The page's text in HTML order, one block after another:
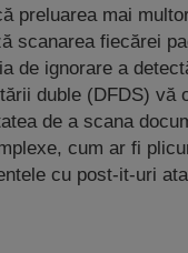
preluarea mai
scanarea fiecărei
de ignorare a
duble (DFDS) vă
de a scana
cum ar fi
cu post-it-uri